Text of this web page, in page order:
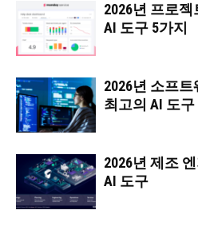
2026년 프로
AI 도구 5가지
2026년 소프
최고의 AI 도구
2026년 제조
AI 도구